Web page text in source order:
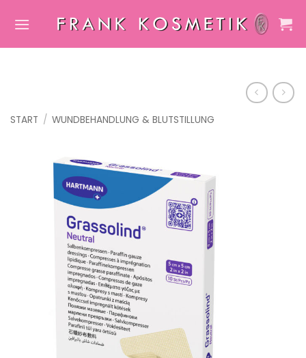
Inhalt
START / WUNDBEHANDLUNG & BLUTSTILLUNG